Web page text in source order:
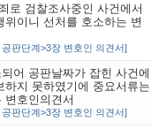
로 검찰조사중인 사건에서
위이니 선처를 호소하는 변
판단계>3장 변호인 의견서]
어 공판날짜가 잡힌 사건에
하지 못하였기에 중요서류는
변호인의견서
판단계>3장 변호인 의견서]